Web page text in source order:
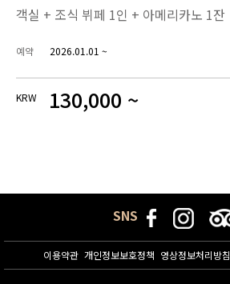
객실 + 조식 뷔페 1인 + 아메리카노 1잔
예약 2026.01.01 ~
KRW 130,000 ~
SNS
이용약관 개인정보보호정책 영상정보처리방침